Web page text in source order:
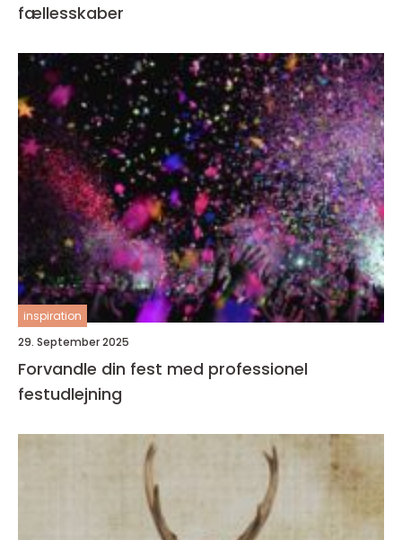
fællesskaber
inspiration
29. September 2025
Forvandle din fest med professionel
festudlejning